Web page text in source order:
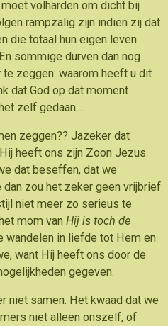
volharden om dicht bij
rampzalig zijn indien zij dat
die totaal hun eigen leven
sommige durven dan nog
zeggen: waarom heeft u dit
dat God op dat moment
zelf gedaan…
zeggen?? Jazeker dat
heeft ons zijn Zoon Jezus
dat beseffen, dat we
zou het zeker geen vrijbrief
niet meer zo serieus te
mom van Hij is toch de
wandelen in liefde tot Hem en
want Hij heeft ons door de
gegeven.
niet samen. Het kwaad dat we
niet alleen onszelf, of